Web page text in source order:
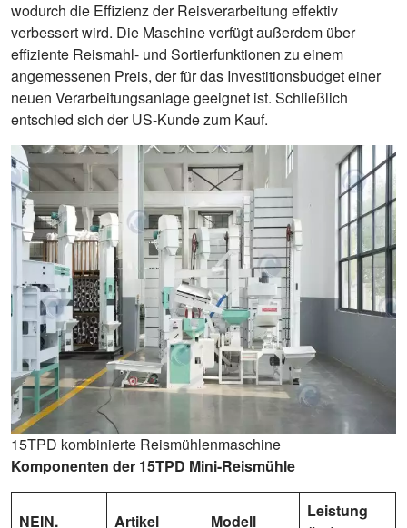
wodurch die Effizienz der Reisverarbeitung effektiv
verbessert wird. Die Maschine verfügt außerdem über
effiziente Reismahl- und Sortierfunktionen zu einem
angemessenen Preis, der für das Investitionsbudget einer
neuen Verarbeitungsanlage geeignet ist. Schließlich
entschied sich der US-Kunde zum Kauf.
15TPD kombinierte Reismühlenmaschine
Komponenten der 15TPD Mini-Reismühle
NEIN. Artikel Modell
Leistung